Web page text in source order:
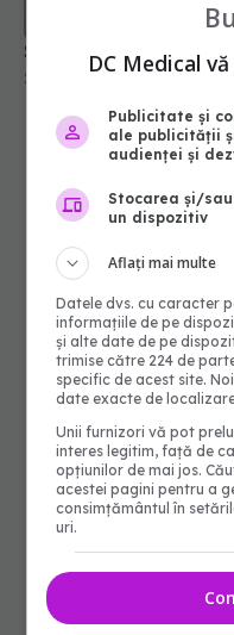
DC Medical
Publicitate și
ale publicității
audienței și
Stocarea și/
un dispozitiv
Aflați mai multe
Datele dvs. cu caracter
informațiile de pe
și alte date de pe
trimise către 224 de
specific de acest site.
date exacte de
Unii furnizori vă pot
interes legitim, față de
opțiunilor de mai jos.
acestei pagini pentru a
consimțământul în
uri.